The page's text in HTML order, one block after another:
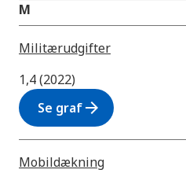
M
Militærudgifter
1,4 (2022)
Se grafarrow_forward
Mobildækning